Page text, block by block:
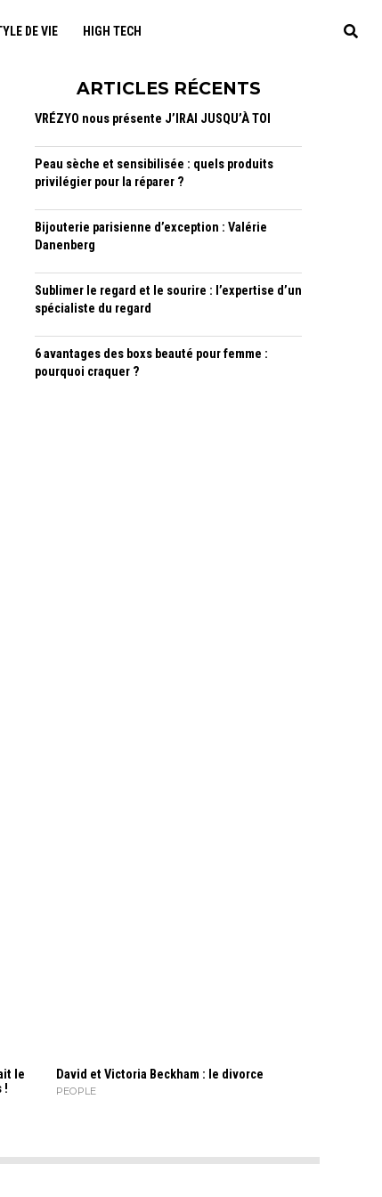
DE VIE HIGH TECH
ARTICLES RÉCENTS
VRÉZYO nous présente J’IRAI JUSQU’À TOI
Peau sèche et sensibilisée : quels produits
privilégier pour la réparer ?
Bijouterie parisienne d’exception : Valérie
Danenberg
Sublimer le regard et le sourire : l’expertise d’un
spécialiste du regard
6 avantages des boxs beauté pour femme :
pourquoi craquer ?
le
!
David et Victoria Beckham : le divorce
PEOPLE